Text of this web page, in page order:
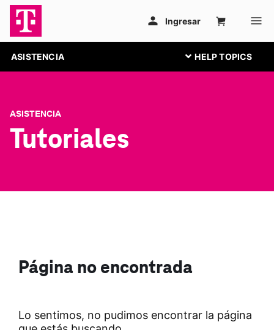
ASISTENCIA
ASISTENCIA
Tutoriales